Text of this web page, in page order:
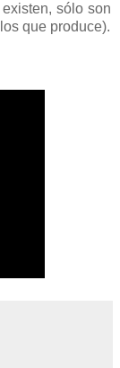
sólo son
que produce).